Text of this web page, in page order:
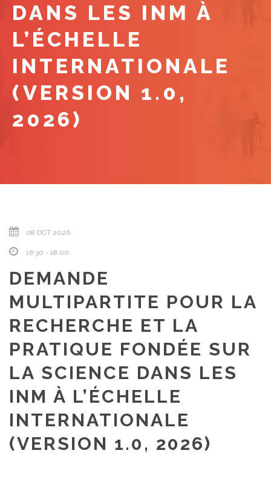
DANS LES INM À
L’ÉCHELLE
INTERNATIONALE
(VERSION 1.0,
2026)
08 OCT 2026
16:30 - 18:00
DEMANDE
MULTIPARTITE POUR LA
RECHERCHE ET LA
PRATIQUE FONDÉE SUR
LA SCIENCE DANS LES
INM À L’ÉCHELLE
INTERNATIONALE
(VERSION 1.0, 2026)